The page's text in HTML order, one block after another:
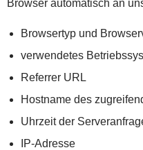
Browser automatisch an
Browsertyp und
verwendetes
Referrer URL
Hostname des
Uhrzeit der
IP-Adresse